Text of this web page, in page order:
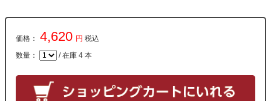
価格： 4,620 円 税込
数量： / 在庫 4 本